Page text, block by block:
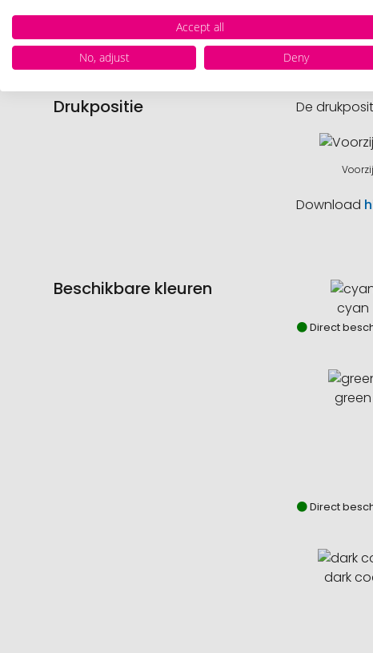
Drukpositie De
Download
Beschikbare kleuren
cyan
Direct
green
Direct
dark
Accept all
No, adjust
Deny